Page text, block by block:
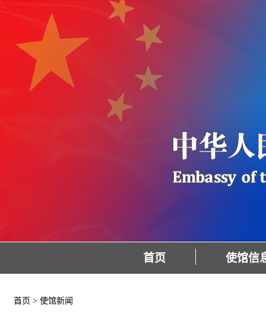
首页 使馆信
首页 > 使馆新闻